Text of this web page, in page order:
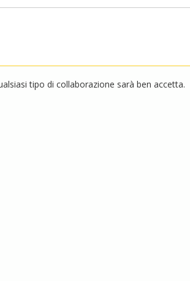
tipo di collaborazione sarà ben accetta.